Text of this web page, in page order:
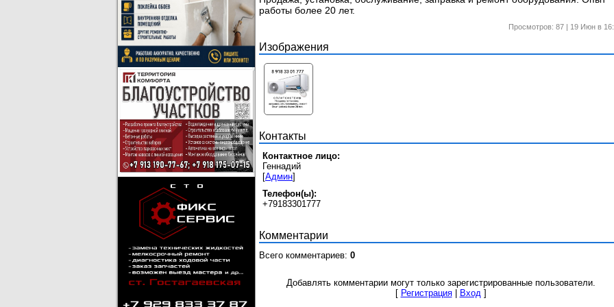
работы более 20 лет.
Просмотров: 87 | 19 Июн в
Изображения
Контакты
Контактное лицо:
Геннадий
[Админ]
Телефон(ы):
+79183301777
Комментарии
Всего комментариев: 0
Добавлять комментарии могут только зарегистрированные пользователи.
[ Регистрация| Вход]